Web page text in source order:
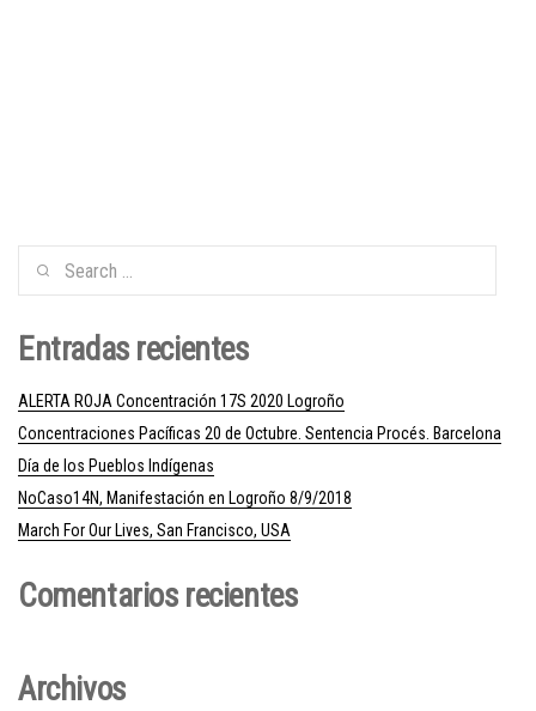
Entradas recientes
ALERTA ROJA Concentración 17S 2020 Logroño
Concentraciones Pacíficas 20 de Octubre. Sentencia Procés. Barcelona
Día de los Pueblos Indígenas
NoCaso14N, Manifestación en Logroño 8/9/2018
March For Our Lives, San Francisco, USA
Comentarios recientes
Archivos